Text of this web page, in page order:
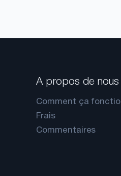
A propos de nous
Comment ça
Frais
Commentaires